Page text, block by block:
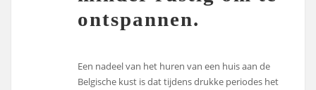
ontspannen.
Een nadeel van het huren van een huis aan de
Belgische kust is dat tijdens drukke periodes het